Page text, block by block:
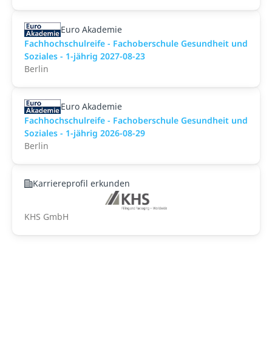
Euro Akademie
Fachhochschulreife - Fachoberschule Gesundheit und
Soziales - 1-jährig 2027-08-23
Berlin
Euro Akademie
Fachhochschulreife - Fachoberschule Gesundheit und
Soziales - 1-jährig 2026-08-29
Berlin
Karriereprofil erkunden
KHS GmbH